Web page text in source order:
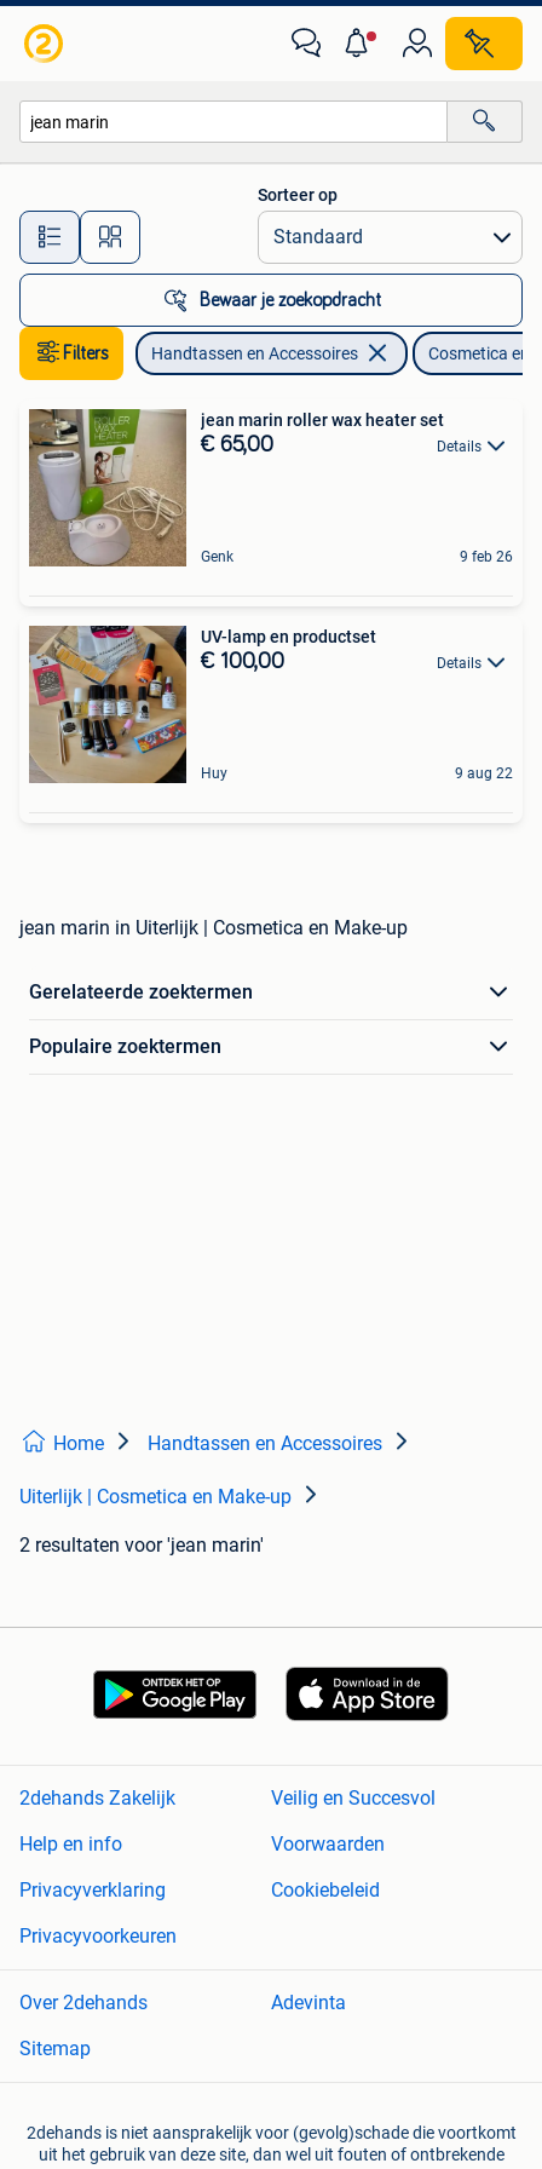
Alle afstanden…
Sorteer op
Bewaar je zoekopdracht
Filters Handtassen en Accessoires Cosmetica en
jean marin roller wax heater set
€ 65,00 Details
Genk 9 feb 26
UV-lamp en productset
€ 100,00 Details
Huy 9 aug 22
jean marin in Uiterlijk | Cosmetica en Make-up
Gerelateerde zoektermen
Populaire zoektermen
Home Handtassen en Accessoires
Uiterlijk | Cosmetica en Make-up
2 resultaten voor 'jean marin'
2dehands Zakelijk
Veilig en Succesvol
Help en info
Voorwaarden
Privacyverklaring
Cookiebeleid
Privacyvoorkeuren
Over 2dehands
Adevinta
Sitemap
2dehands is niet aansprakelijk voor (gevolg)schade die voortkomt
uit het gebruik van deze site, dan wel uit fouten of ontbrekende